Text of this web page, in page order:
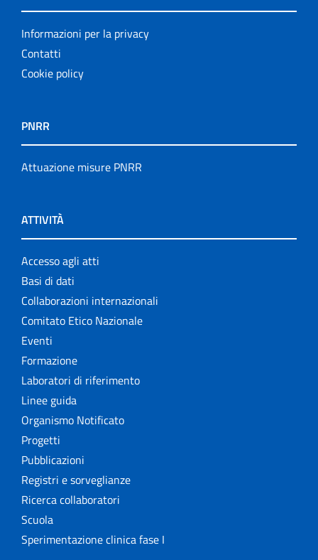
Informazioni per la privacy
Contatti
Cookie policy
PNRR
Attuazione misure PNRR
ATTIVITÀ
Accesso agli atti
Basi di dati
Collaborazioni internazionali
Comitato Etico Nazionale
Eventi
Formazione
Laboratori di riferimento
Linee guida
Organismo Notificato
Progetti
Pubblicazioni
Registri e sorveglianze
Ricerca collaboratori
Scuola
Sperimentazione clinica fase I